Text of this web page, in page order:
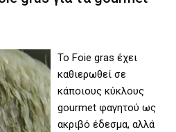
Το Foie gras έχει
καθιερωθεί σε
κάποιους κύκλους
gourmet φαγητού ως
ακριβό έδεσμα, αλλά